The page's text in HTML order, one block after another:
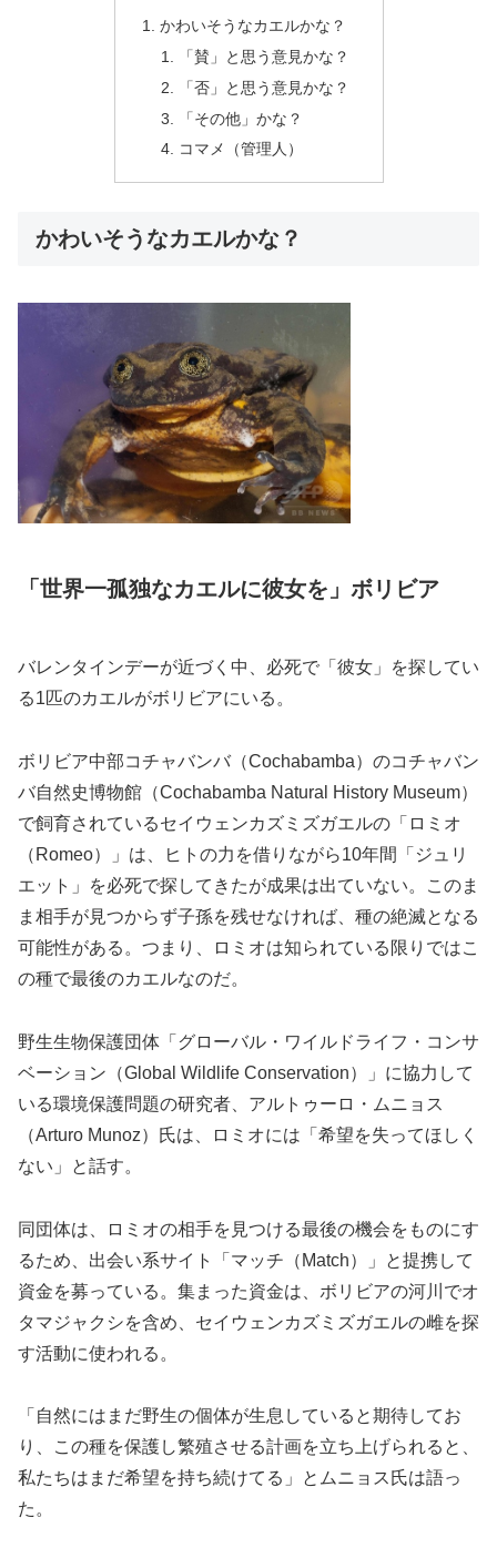
かわいそうなカエルかな？
「賛」と思う意見かな？
「否」と思う意見かな？
「その他」かな？
コマメ（管理人）
かわいそうなカエルかな？
「世界一孤独なカエルに彼女を」ボリビア
バレンタインデーが近づく中、必死で「彼女」を探してい
る1匹のカエルがボリビアにいる。
ボリビア中部コチャバンバ（Cochabamba）のコチャバン
バ自然史博物館（Cochabamba Natural History Museum）
で飼育されているセイウェンカズミズガエルの「ロミオ
（Romeo）」は、ヒトの力を借りながら10年間「ジュリ
エット」を必死で探してきたが成果は出ていない。このま
ま相手が見つからず子孫を残せなければ、種の絶滅となる
可能性がある。つまり、ロミオは知られている限りではこ
の種で最後のカエルなのだ。
野生生物保護団体「グローバル・ワイルドライフ・コンサ
ベーション（Global Wildlife Conservation）」に協力して
いる環境保護問題の研究者、アルトゥーロ・ムニョス
（Arturo Munoz）氏は、ロミオには「希望を失ってほしく
ない」と話す。
同団体は、ロミオの相手を見つける最後の機会をものにす
るため、出会い系サイト「マッチ（Match）」と提携して
資金を募っている。集まった資金は、ボリビアの河川でオ
タマジャクシを含め、セイウェンカズミズガエルの雌を探
す活動に使われる。
「自然にはまだ野生の個体が生息していると期待してお
り、この種を保護し繁殖させる計画を立ち上げられると、
私たちはまだ希望を持ち続けてる」とムニョス氏は語っ
た。